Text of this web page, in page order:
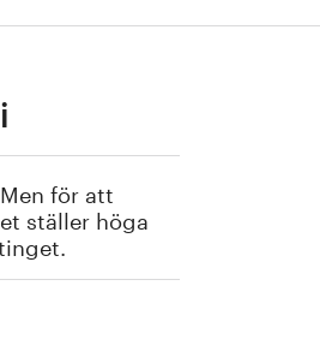
för att
ställer höga